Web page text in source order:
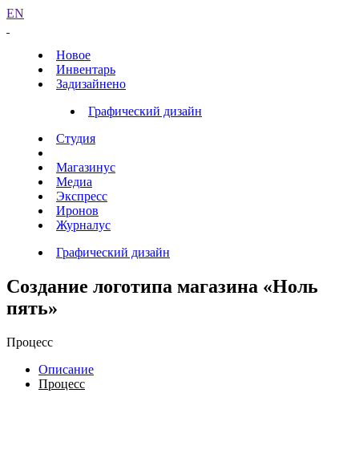
EN
Новое
Инвентарь
Задизайнено
Графический дизайн
Студия
Магазинус
Медиа
Экспресс
Иронов
Журналус
Графический дизайн
Создание логотипа магазина «Ноль
пять»
Процесс
Описание
Процесс